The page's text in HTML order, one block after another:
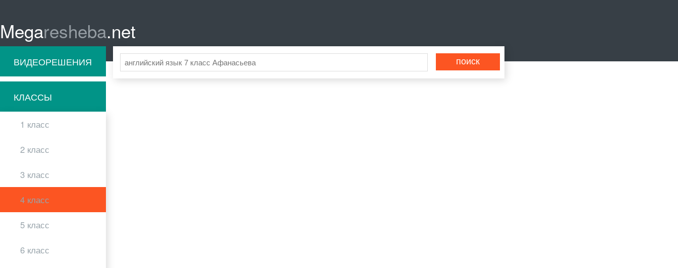
Megaresheba.net
ВИДЕОРЕШЕНИЯ
КЛАССЫ
1 класс
2 класс
3 класс
4 класс
5 класс
6 класс